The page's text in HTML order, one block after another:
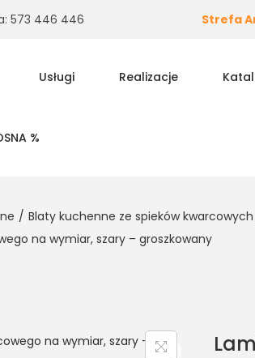
573 446 446 Strefa
Usługi Realizacje
%
/ Blaty kuchenne ze spieków kwarcowych
na wymiar, szary – groszkowany